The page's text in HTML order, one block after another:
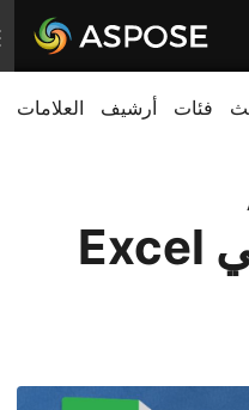
فئات أرشيف العلامات
نسخ النطاق في Excel